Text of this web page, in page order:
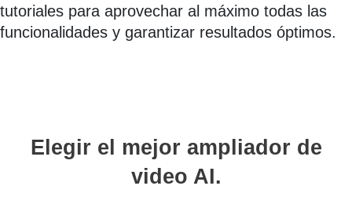
tutoriales para aprovechar al máximo todas las
funcionalidades y garantizar resultados óptimos.
Elegir el mejor ampliador de
video AI.